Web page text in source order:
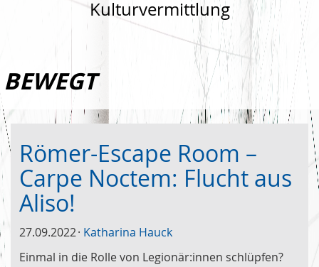
Kulturvermittlung
BEWEGT
Römer-Escape Room –
Carpe Noctem: Flucht aus
Aliso!
27.09.2022 Katharina Hauck
Einmal in die Rolle von Legionär:innen schlüpfen?